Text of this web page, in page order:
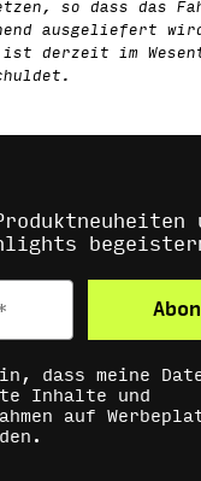
so dass das
ausgeliefert
ist derzeit im
dass meine
Inhalte und
auf